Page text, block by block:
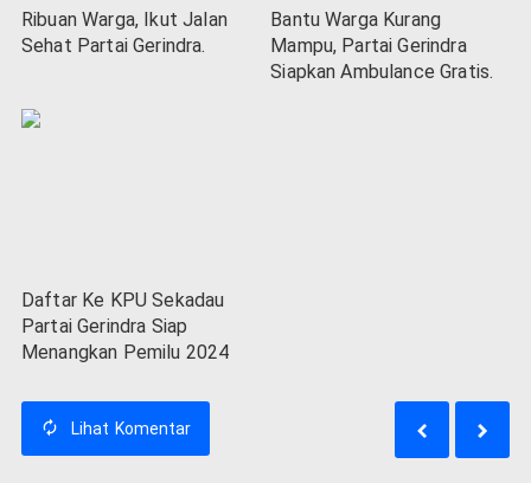
Ribuan Warga, Ikut Jalan
Sehat Partai Gerindra.
Bantu Warga Kurang
Mampu, Partai Gerindra
Siapkan Ambulance Gratis.
Daftar Ke KPU Sekadau
Partai Gerindra Siap
Menangkan Pemilu 2024
Lihat Komentar